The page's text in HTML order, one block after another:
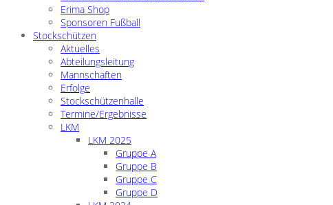
Erima Shop
Sponsoren Fußball
Stockschützen
Aktuelles
Abteilungsleitung
Mannschaften
Erfolge
Stockschützenhalle
Termine/Ergebnisse
LKM
LKM 2025
Gruppe A
Gruppe B
Gruppe C
Gruppe D